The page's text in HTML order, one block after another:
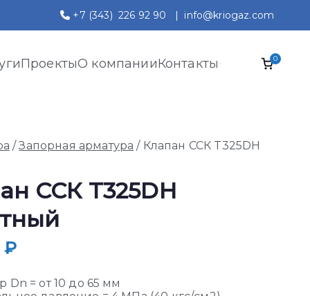
+7 (343) 226 92 90 | info@kriogaz.com
ПроектыО компанииКонтакты 0
/Запорная арматура / Клапан ССК T325DH
ССК T325DH
₽
Dn = от 10 до 65 мм